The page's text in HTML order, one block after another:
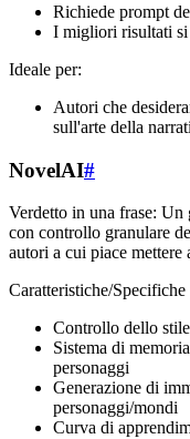
Richiede prompt
I migliori risultati si
Ideale per:
Autori che
sull'arte della
NovelAI#
Verdetto in una frase:
con controllo granulare
autori a cui piace mettere
Caratteristiche/
Controllo dello
Sistema di
personaggi
Generazione di
personaggi/mondi
Curva di